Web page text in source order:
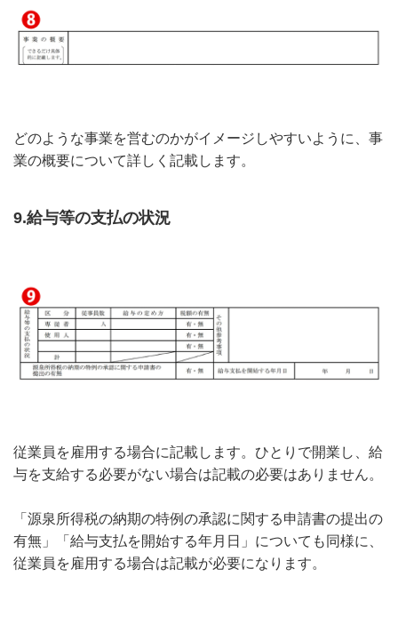
どのような事業を営むのかがイメージしやすいように、事
業の概要について詳しく記載します。
9.給与等の支払の状況
従業員を雇用する場合に記載します。ひとりで開業し、給
与を支給する必要がない場合は記載の必要はありません。
「源泉所得税の納期の特例の承認に関する申請書の提出の
有無」「給与支払を開始する年月日」についても同様に、
従業員を雇用する場合は記載が必要になります。